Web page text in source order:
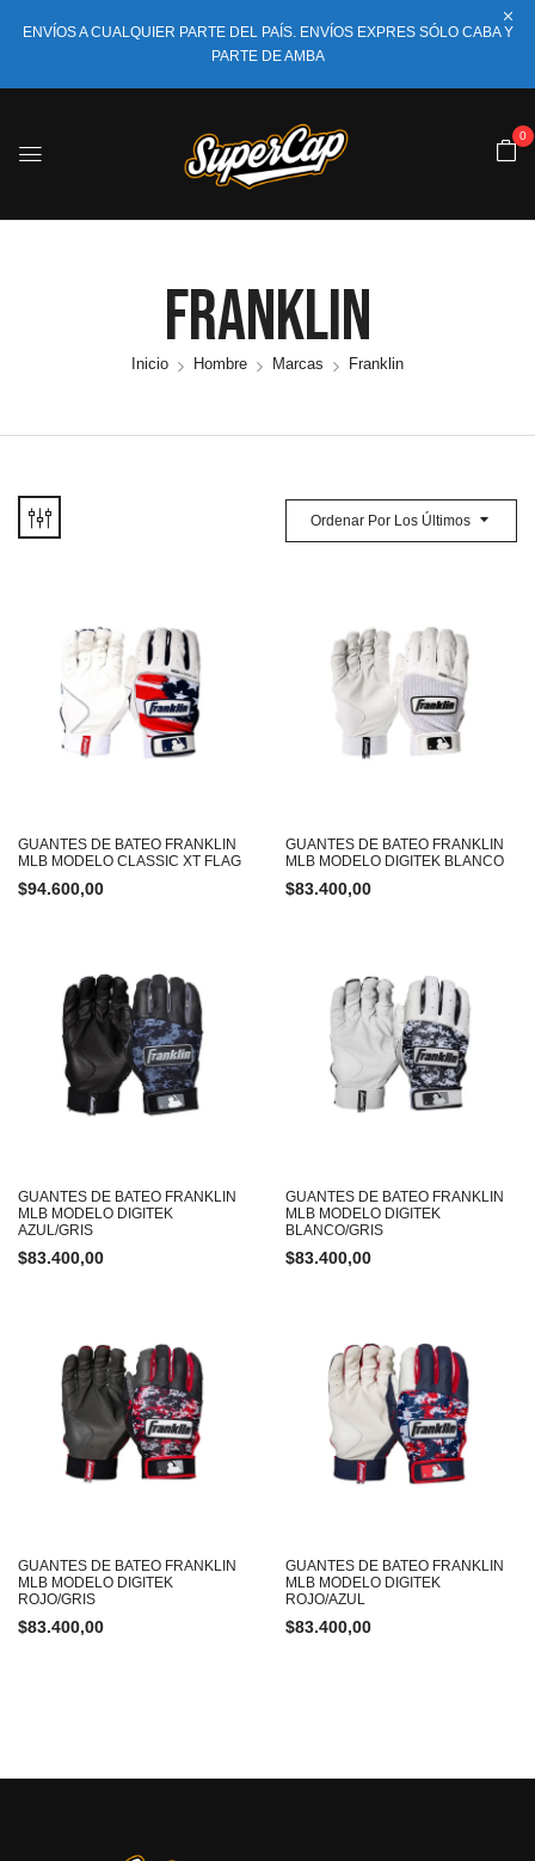
ENVÍOS A CUALQUIER PARTE DEL PAÍS. ENVÍOS EXPRES SÓLO CABA Y
PARTE DE AMBA
0
Franklin
Inicio Hombre Marcas Franklin
Ordenar Por Los Últimos
GUANTES DE BATEO FRANKLIN
MLB MODELO CLASSIC XT FLAG
$94.600,00
GUANTES DE BATEO FRANKLIN
MLB MODELO DIGITEK BLANCO
$83.400,00
GUANTES DE BATEO FRANKLIN
MLB MODELO DIGITEK
AZUL/GRIS
$83.400,00
GUANTES DE BATEO FRANKLIN
MLB MODELO DIGITEK
BLANCO/GRIS
$83.400,00
GUANTES DE BATEO FRANKLIN
MLB MODELO DIGITEK
ROJO/GRIS
$83.400,00
GUANTES DE BATEO FRANKLIN
MLB MODELO DIGITEK
ROJO/AZUL
$83.400,00